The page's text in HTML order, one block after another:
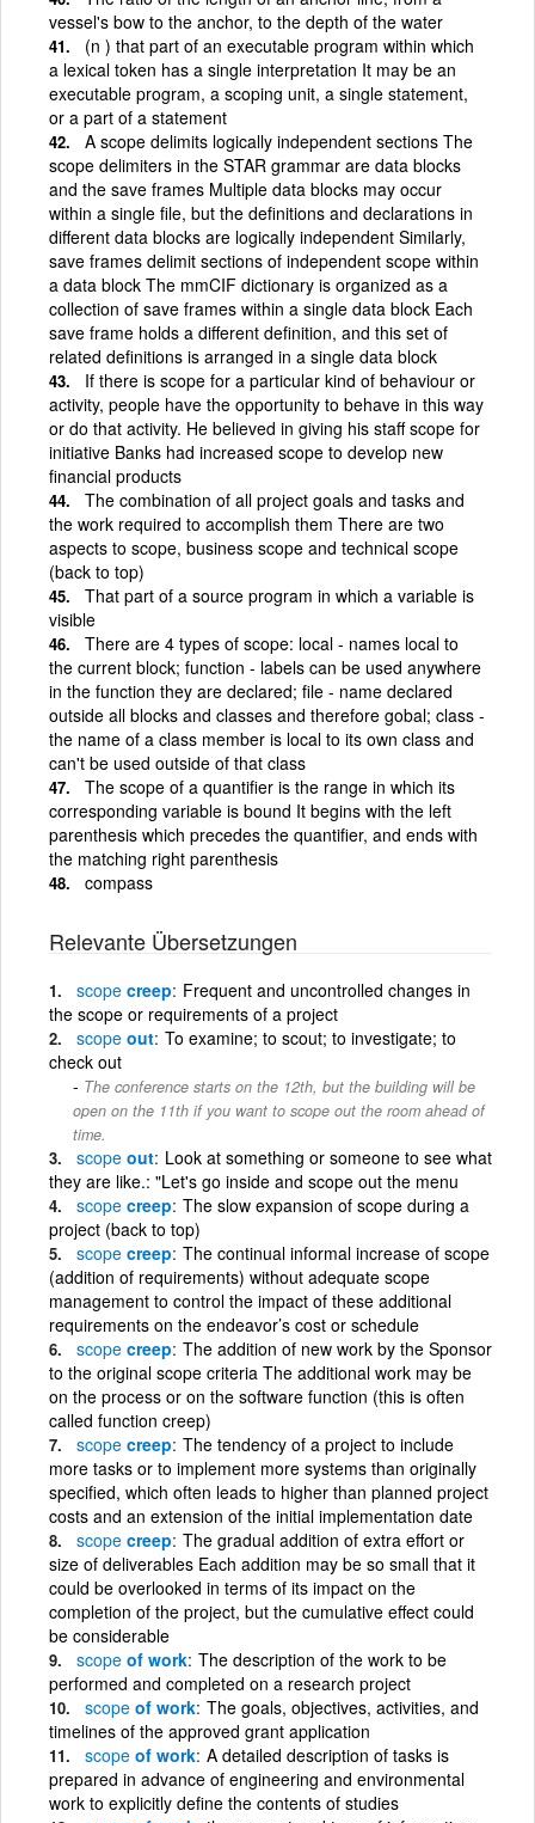
vessel's bow to the anchor, to the depth of the water
(n ) that part of an executable program within which
a lexical token has a single interpretation It may be an
executable program, a scoping unit, a single statement,
or a part of a statement
A scope delimits logically independent sections The
scope delimiters in the STAR grammar are data blocks
and the save frames Multiple data blocks may occur
within a single file, but the definitions and declarations in
different data blocks are logically independent Similarly,
save frames delimit sections of independent scope within
a data block The mmCIF dictionary is organized as a
collection of save frames within a single data block Each
save frame holds a different definition, and this set of
related definitions is arranged in a single data block
If there is scope for a particular kind of behaviour or
activity, people have the opportunity to behave in this way
or do that activity. He believed in giving his staff scope for
initiative Banks had increased scope to develop new
financial products
The combination of all project goals and tasks and
the work required to accomplish them There are two
aspects to scope, business scope and technical scope
(back to top)
That part of a source program in which a variable is
visible
There are 4 types of scope: local - names local to
the current block; function - labels can be used anywhere
in the function they are declared; file - name declared
outside all blocks and classes and therefore gobal; class -
the name of a class member is local to its own class and
can't be used outside of that class
The scope of a quantifier is the range in which its
corresponding variable is bound It begins with the left
parenthesis which precedes the quantifier, and ends with
the matching right parenthesis
compass
Relevante Übersetzungen
scope creep Frequent and uncontrolled changes in
the scope or requirements of a project
scope out To examine; to scout; to investigate; to
check out
The conference starts on the 12th, but the building will be
open on the 11th if you want to scope out the room ahead of
time.
scope out Look at something or someone to see what
they are like.: "Let's go inside and scope out the menu
scope creep The slow expansion of scope during a
project (back to top)
scope creep The continual informal increase of scope
(addition of requirements) without adequate scope
management to control the impact of these additional
requirements on the endeavor’s cost or schedule
scope creep The addition of new work by the Sponsor
to the original scope criteria The additional work may be
on the process or on the software function (this is often
called function creep)
scope creep The tendency of a project to include
more tasks or to implement more systems than originally
specified, which often leads to higher than planned project
costs and an extension of the initial implementation date
scope creep The gradual addition of extra effort or
size of deliverables Each addition may be so small that it
could be overlooked in terms of its impact on the
completion of the project, but the cumulative effect could
be considerable
scope of work The description of the work to be
performed and completed on a research project
scope of work The goals, objectives, activities, and
timelines of the approved grant application
scope of work A detailed description of tasks is
prepared in advance of engineering and environmental
work to explicitly define the contents of studies